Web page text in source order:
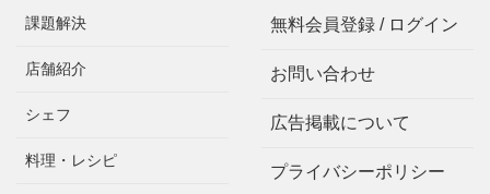
課題解決
店舗紹介
シェフ
料理・レシピ
無料会員登録 / ログイン
お問い合わせ
広告掲載について
プライバシーポリシー